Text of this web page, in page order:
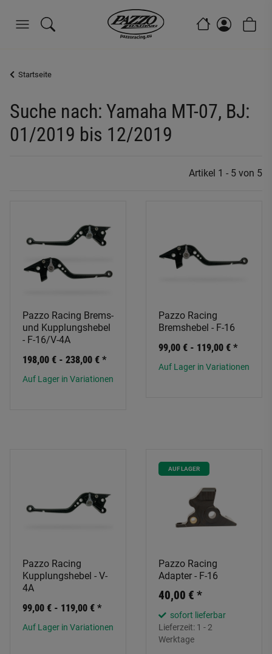
Startseite
Suche nach: Yamaha MT-07, BJ:
01/2019 bis 12/2019
Artikel 1 - 5 von 5
Pazzo Racing Brems-
und Kupplungshebel
- F-16/V-4A
198,00 € - 238,00 € *
Auf Lager in Variationen
Pazzo Racing
Bremshebel - F-16
99,00 € - 119,00 € *
Auf Lager in Variationen
Pazzo Racing
Kupplungshebel - V-
4A
99,00 € - 119,00 € *
Auf Lager in Variationen
AUF LAGER
Pazzo Racing
Adapter - F-16
40,00 € *
sofort lieferbar
Lieferzeit: 1 - 2
Werktage